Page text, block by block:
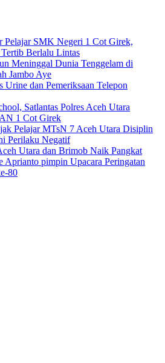
Pelajar SMK Negeri 1 Cot Girek,
Berlalu Lintas
Meninggal Dunia Tenggelam di
Jambo Aye
Urine dan Pemeriksaan Telepon
Satlantas Polres Aceh Utara
1 Cot Girek
Pelajar MTsN 7 Aceh Utara Disiplin
Perilaku Negatif
Utara dan Brimob Naik Pangkat
Aprianto pimpin Upacara Peringatan
80